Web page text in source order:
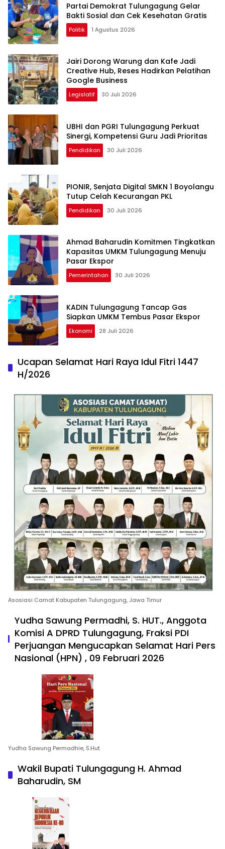
Partai Demokrat Tulungagung Gelar
Bakti Sosial dan Cek Kesehatan Gratis
Politik 1 Agustus 2026
Jairi Dorong Warung dan Kafe Jadi
Creative Hub, Reses Hadirkan Pelatihan
Google Business
Legislatif 30 Juli 2026
UBHI dan PGRI Tulungagung Perkuat
Sinergi, Kompetensi Guru Jadi Prioritas
Pendidikan 30 Juli 2026
PIONIR, Senjata Digital SMKN 1 Boyolangu
Tutup Celah Kecurangan PKL
Pendidikan 30 Juli 2026
Ahmad Baharudin Komitmen Tingkatkan
Kapasitas UMKM Tulungagung Menuju
Pasar Ekspor
Pemerintahan 30 Juli 2026
KADIN Tulungagung Tancap Gas
Siapkan UMKM Tembus Pasar Ekspor
Ekonomi 28 Juli 2026
Ucapan Selamat Hari Raya Idul Fitri 1447
H/2026
Asosiasi Camat Kabupaten Tulungagung, Jawa Timur
Yudha Sawung Permadhi, S. HUT., Anggota
Komisi A DPRD Tulungagung, Fraksi PDI
Perjuangan Mengucapkan Selamat Hari Pers
Nasional (HPN) , 09 Februari 2026
Yudha Sawung Permadhie, S.Hut
Wakil Bupati Tulungagung H. Ahmad
Baharudin, SM